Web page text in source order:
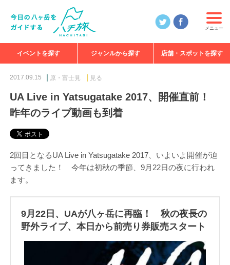
メニュー
イベントを探す ジャンルから探す 店舗・スポットを探す
2017.09.15 原・富士見 見る
UA Live in Yatsugatake 2017、開催直前！
昨年のライブ動画も到着
2回目となるUA Live in Yatsugatake 2017、いよいよ開催が迫
ってきました！ 今年は初秋の季節、9月22日の夜に行われ
ます。
9月22日、UAが八ヶ岳に再臨！ 秋の夜長の
野外ライブ、本日から前売り券販売スタート